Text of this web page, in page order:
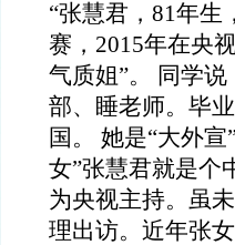
“张慧君，81年生
赛，2015年在央
气质姐”。 同学
部、睡老师。毕
国。 她是“大外
女”张慧君就是个
为央视主持。虽
理出访。近年张